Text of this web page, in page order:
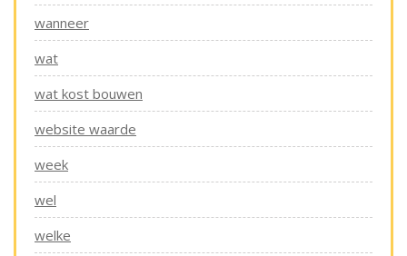
wanneer
wat
wat kost bouwen
website waarde
week
wel
welke